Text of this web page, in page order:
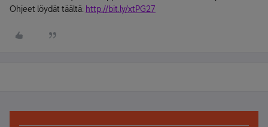
Ohjeet löydät täältä: http://bit.ly/xtPG27